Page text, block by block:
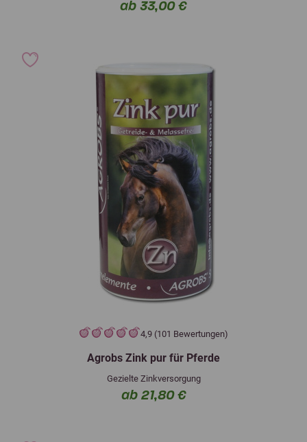
ab 33,00 €
4,9 (101 Bewertungen)
Agrobs Zink pur für Pferde
Gezielte Zinkversorgung
ab 21,80 €